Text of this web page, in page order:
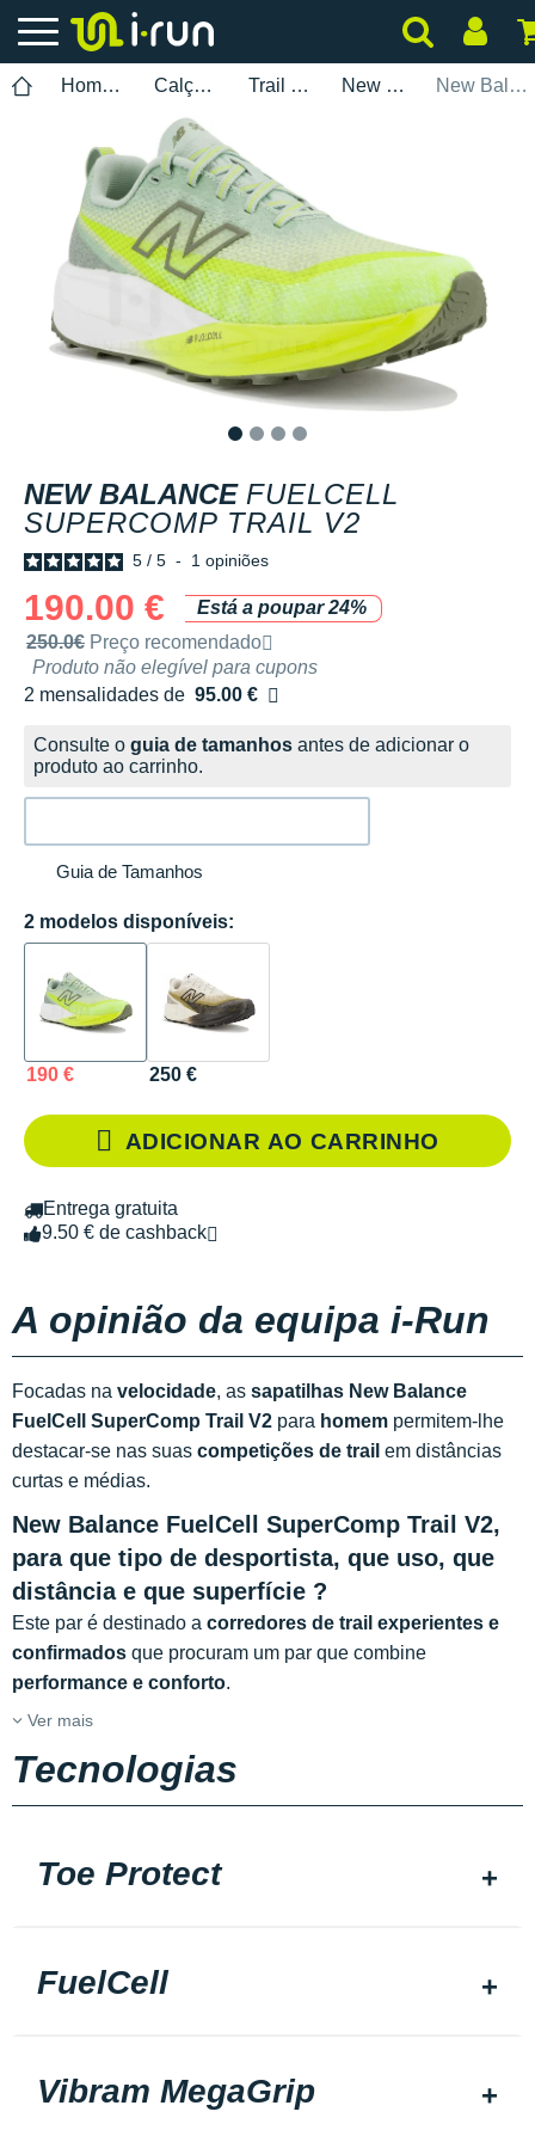
Homem Calçados Trail Running New Balance New Balance FuelCell SuperComp Trail V2
NEW BALANCE FUELCELL
SUPERCOMP TRAIL V2
5 / 5 - 1 opiniões
190.00 €
Está a poupar 24%
Preço de venda recomendado pela marca
250.0€ Preço recomendado
Produto não elegível para cupons
2 mensalidades de 95.00 €
sem custos
Consulte o guia de tamanhos antes de adicionar o
produto ao carrinho.
Guia de Tamanhos
2 modelos disponíveis:
190 € 250 €
ADICIONAR AO CARRINHO
Entrega gratuita
9.50 € de cashback
A opinião da equipa i-Run
Focadas na velocidade, as sapatilhas New Balance
FuelCell SuperComp Trail V2 para homem permitem-lhe
destacar-se nas suas competições de trail em distâncias
curtas e médias.
New Balance FuelCell SuperComp Trail V2,
para que tipo de desportista, que uso, que
distância e que superfície ?
Este par é destinado a corredores de trail experientes e
confirmados que procuram um par que combine
performance e conforto.
Ver mais
Tecnologias
Toe Protect
FuelCell
Vibram MegaGrip